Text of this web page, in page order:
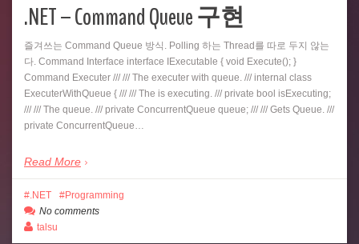
.NET – Command Queue 구현
즐겨쓰는 Command Queue 방식. Polling 하는 Thread를 따로 두지 않는
다. Command Interface interface IExecutable { void Execute(); }
Command Executer /// /// The executer with queue. /// internal class
ExecuterWithQueue { /// /// The is executing. /// private bool isExecuting;
/// /// The queue. /// private ConcurrentQueue queue; /// /// Gets Queue. ///
private ConcurrentQueue…
Read More
.NET
Programming
No comments
talsu